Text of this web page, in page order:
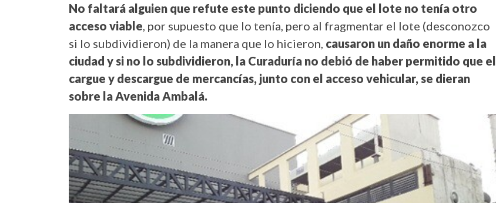
No faltará alguien que refute este punto diciendo que el lote no tenía otro
acceso viable , por supuesto que lo tenía, pero al fragmentar el lote (desconozco
si lo subdividieron) de la manera que lo hicieron, causaron un daño enorme a la
ciudad y si no lo subdividieron, la Curaduría no debió de haber permitido que el
cargue y descargue de mercancías, junto con el acceso vehicular, se dieran
sobre la Avenida Ambalá.